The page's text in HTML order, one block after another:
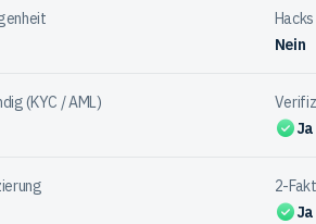
Nein
(KYC / AML)
Ja
2-
Ja